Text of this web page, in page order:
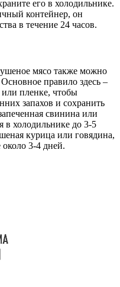
его в холодильнике.
контейнер, он
в течение 24 часов.
мясо также можно
правило здесь –
или пленке, чтобы
запахов и сохранить
свинина или
в холодильнике до 3-5
курица или говядина,
около 3-4 дней.